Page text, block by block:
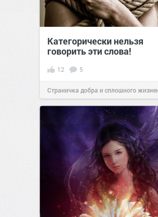
Категорически нельзя
говорить эти слова!
12 5
Страничка добра и сплошного
позитива!20:4929 июл 2024